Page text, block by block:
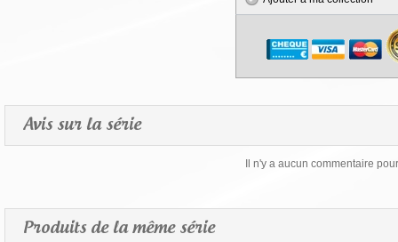
Avis sur la série
Il n'y a aucun commentaire
Produits de la même série